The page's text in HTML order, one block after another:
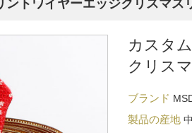
ントワイヤーエッジクリスマス
カスタ
クリス
ブランド
製品の産地